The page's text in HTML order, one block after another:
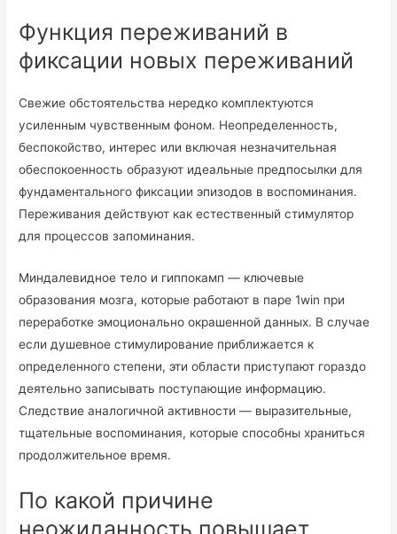
Функция переживаний в
фиксации новых переживаний
Свежие обстоятельства нередко комплектуются
усиленным чувственным фоном. Неопределенность,
беспокойство, интерес или включая незначительная
обеспокоенность образуют идеальные предпосылки для
фундаментального фиксации эпизодов в воспоминания.
Переживания действуют как естественный стимулятор
для процессов запоминания.
Миндалевидное тело и гиппокамп — ключевые
образования мозга, которые работают в паре 1win при
переработке эмоционально окрашенной данных. В случае
если душевное стимулирование приближается к
определенного степени, эти области приступают гораздо
деятельно записывать поступающие информацию.
Следствие аналогичной активности — выразительные,
тщательные воспоминания, которые способны храниться
продолжительное время.
По какой причине